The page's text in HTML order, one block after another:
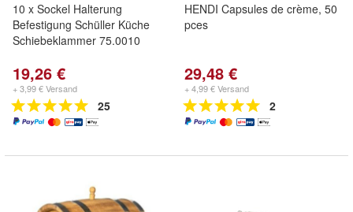
10 x Sockel Halterung
Befestigung Schüller Küche
Schiebeklammer 75.0010
19,26 €
+ 3,99 € Versand
25
HENDI Capsules de crème, 50
pces
29,48 €
+ 4,99 € Versand
2